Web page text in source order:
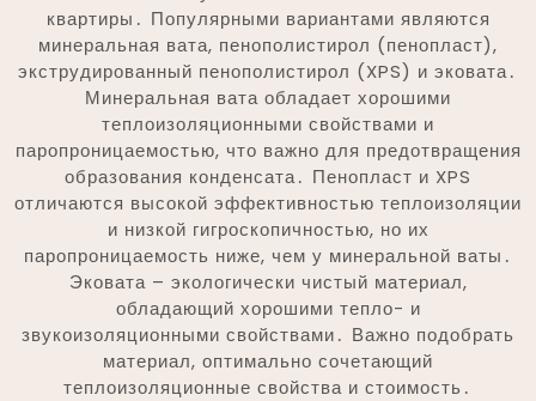
квартиры․ Популярными вариантами являются
минеральная вата, пенополистирол (пенопласт),
экструдированный пенополистирол (XPS) и эковата․
Минеральная вата обладает хорошими
теплоизоляционными свойствами и
паропроницаемостью, что важно для предотвращения
образования конденсата․ Пенопласт и XPS
отличаются высокой эффективностью теплоизоляции
и низкой гигроскопичностью, но их
паропроницаемость ниже, чем у минеральной ваты․
Эковата – экологически чистый материал,
обладающий хорошими тепло- и
звукоизоляционными свойствами․ Важно подобрать
материал, оптимально сочетающий
теплоизоляционные свойства и стоимость․